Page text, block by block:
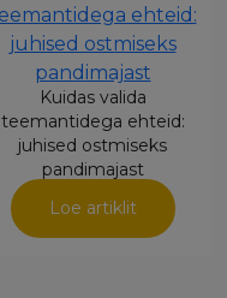
Kuidas valida
teemantidega ehteid:
juhised ostmiseks
pandimajast
Loe artiklit